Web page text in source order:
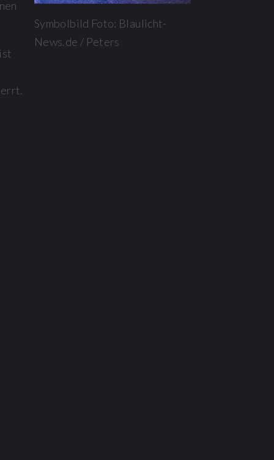
Symbolbild Foto: Blaulicht-
News.de / Peters